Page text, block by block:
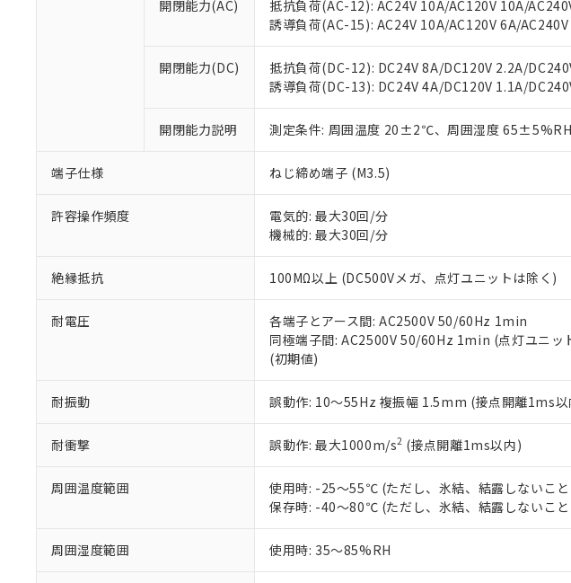
開閉能力(AC)
抵抗負荷(AC-12): AC24V 10A/AC120V 10A/
誘導負荷(AC-15): AC24V 10A/AC120V 6A/
開閉能力(DC)
抵抗負荷(DC-12): DC24V 8A/DC120V 2.2A/
誘導負荷(DC-13): DC24V 4A/DC120V 1.1A/
開閉能力説明 測定条件: 周囲温度 20±2℃、周囲湿度
端子仕様 ねじ締め端子 (M3.5)
許容操作頻度
電気的: 最大30回/分
機械的: 最大30回/分
絶縁抵抗 100MΩ以上 (DC500Vメガ、点灯ユニットは除く)
耐電圧
各端子とアース間: AC2500V 50/60Hz 1min
同極端子間: AC2500V 50/60Hz 1min (点灯ユニッ
(初期値)
耐振動 誤動作: 10～55Hz 複振幅 1.5mm (接点開離1ms以
耐衝撃 誤動作: 最大1000m/s2 (接点開離1ms以内)
周囲温度範囲
使用時: -25～55℃ (ただし、氷結、結露しないこ
保存時: -40～80℃ (ただし、氷結、結露しないこ
周囲湿度範囲 使用時: 35～85%RH
オムロン制御機器販売店や当社販売拠点
在庫状況および標準価格結果を当社の事
マイパーツ機能（部品リスト作成サービ
ている必要があります。
お客様が当ウェブサイト上で当社にご登
が、当社の製品・サービスに関するお客
さい。
※当社の共同利用者とは、
いる法人を指します。
部品在庫の切り替え状況などにより、予定月が
※3 非含有証明書ダウンロード
下記の非含有証明書をダウンロードすることが
51物質の非含有証明書（当社基準）
※本証明書は発行日時点で非含有を証明するも
また、RoHS指令のフタル酸エステル類４物
既に当社にて対応品への在庫切替を完了して
り割愛しております。
※2 環境保護使用期限
「ｅ」：有害物質（10物質）のすべてが基準値
「10」：通常の使用状況下において有害物質
味します。
また当社は、販売先および販売に係わる
たしません。
合意する
－
在庫なし(最新の在庫状況については
機器販売店・当社販売員にご確認くだ
空
白
受注生産機種、また在庫状況の情報